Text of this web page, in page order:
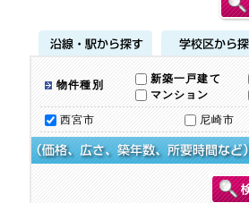
物件種別 新築一戸建て
マンション
西宮市
尼崎市